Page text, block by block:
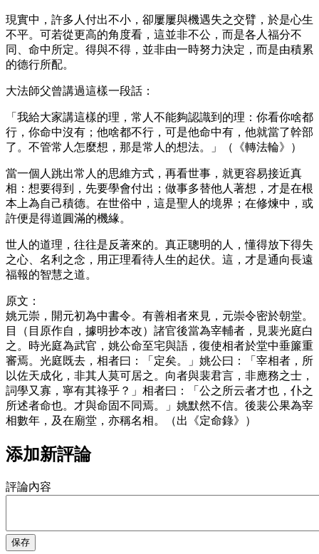
現實中，許多人付出不小，卻屢屢與機遇失之交臂，於是心生
不平。可若從更高的角度看，這並非不公，而是各人福分不
同、命中所定。得與不得，並非由一時努力決定，而是由積累
的德行所配。
大法師父曾講過這樣一段話：
「我給大家講這樣的理，常人不能夠認識到的理：你看你啥都
行，你命中沒有；他啥都不行，可是他命中有，他就當了幹部
了。不管常人怎麼想，那是常人的想法。」（《轉法輪》）
當一個人跳出常人的思維方式，再看世事，就更容易接近真
相：想要得到，先要學會付出；做事多替他人著想，才是在根
本上為自己積德。在世俗中，這是聖人的境界；在修煉中，或
許便是得道圓滿的機緣。
世人的道理，往往是反著來的。真正聰明的人，懂得放下得失
之心、名利之念，用正理看待人生的起伏。這，才是通向長遠
福報的智慧之道。
原文：
姚元崇，開元初為中書令。有善相者來見，元崇令密於朝堂。
目（目原作自，據明抄本改）諸官後當為宰輔者，見裴光庭白
之。時光庭為武官，姚公命至宅與語，復使相者於堂中垂簾重
審焉。光庭既去，相者曰：「定矣。」姚公曰：「宰相者，所
以佐天成化，非其人莫可居之。向者與裴君言，非應務之士，
詞學又寡，寧有其祿乎？」相者曰：「公之所云者才也，仆之
所述者命也。才與命固不同焉。」姚默然不信。後裴公果為宰
相數年，及在廟堂，亦稱名相。（出《定命錄》）
添加新評論
評論內容
保存